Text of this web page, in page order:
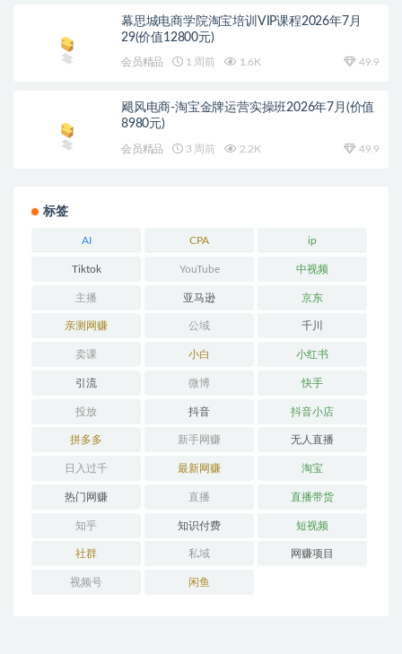
幕思城电商学院淘宝培训VIP课程2026年7月
29(价值12800元)
会员精品 1 周前 1.6K 49.9
飓风电商-淘宝金牌运营实操班2026年7月(价值
8980元)
会员精品 3 周前 2.2K 49.9
标签
AI CPA ip
Tiktok YouTube 中视频
主播 亚马逊 京东
亲测网赚 公域 千川
卖课 小白 小红书
引流 微博 快手
投放 抖音 抖音小店
拼多多 新手网赚 无人直播
日入过千 最新网赚 淘宝
热门网赚 直播 直播带货
知乎 知识付费 短视频
社群 私域 网赚项目
视频号 闲鱼